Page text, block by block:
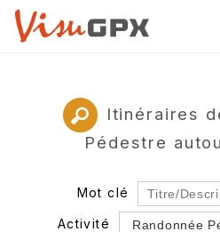
Itinéraires
Pédestre
Mot clé
Activité